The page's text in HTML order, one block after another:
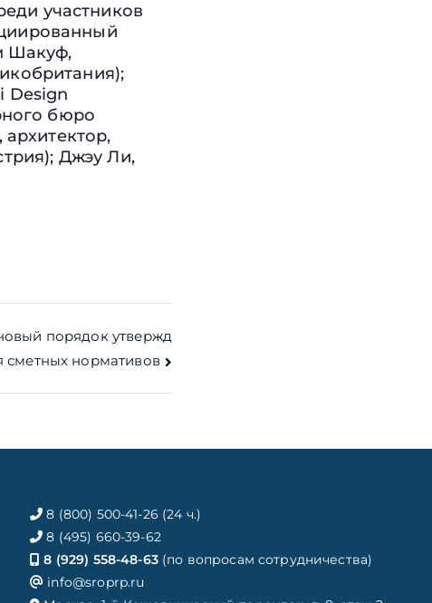
участников
Шакуф,
Design
бюро
Джэу Ли,
порядок утвержд
сметных нормативов
8 (800) 500-41-26 (24 ч.)
8 (495) 660-39-62
8 (929) 558-48-63(по вопросам сотрудничества)
info@sroprp.ru